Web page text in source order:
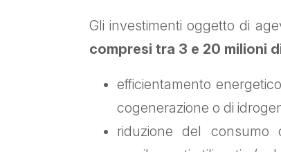
Gli investimenti oggetto di
compresi tra 3 e 20 milioni
efficientamento
cogenerazione o di
riduzione del